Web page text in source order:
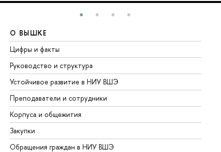
О ВЫШКЕ
Цифры и факты
Руководство и структура
Устойчивое развитие в НИУ ВШЭ
Преподаватели и сотрудники
Корпуса и общежития
Закупки
Обращения граждан в НИУ ВШЭ